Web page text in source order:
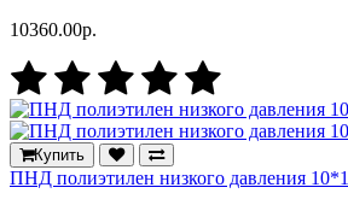
10360.00р.
Купить
ПНД полиэтилен низкого давления